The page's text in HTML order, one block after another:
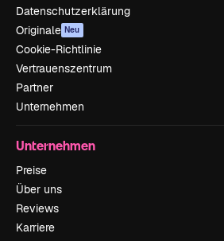
Datenschutzerklärung
Originale Neu
Cookie-Richtlinie
Vertrauenszentrum
Partner
Unternehmen
Unternehmen
Preise
Über uns
Reviews
Karriere